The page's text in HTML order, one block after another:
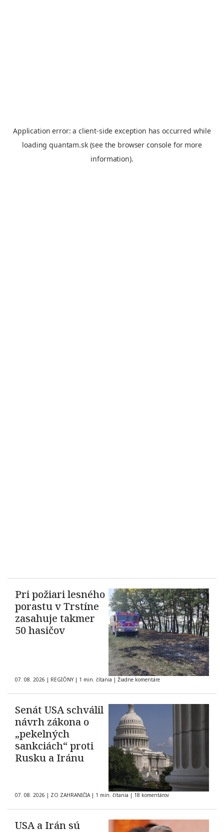
Pri požiari lesného
porastu v Trstíne
zasahuje takmer
50 hasičov
07. 08. 2026 | REGIÓNY | 1 min. čítania | Žiadne komentáre
Senát USA schválil
návrh zákona o
„pekelných
sankciách“ proti
Rusku a Iránu
07. 08. 2026 | ZO ZAHRANIČIA | 1 min. čítania | 18 komentárov
USA a Irán sú